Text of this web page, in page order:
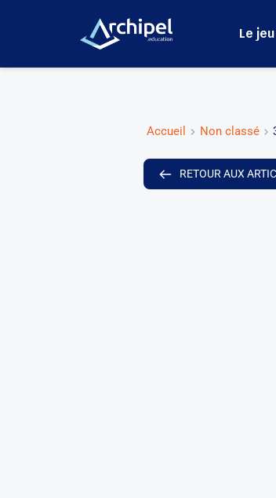
Le
Accueil Non classé
RETOUR AUX